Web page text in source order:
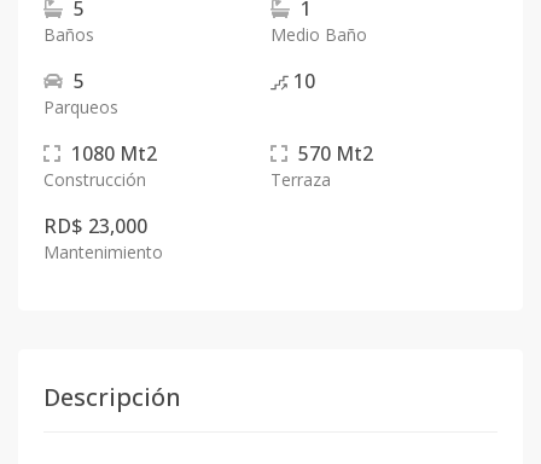
5
Baños
1
Medio Baño
5
Parqueos
10
1080 Mt2
Construcción
570 Mt2
Terraza
RD$ 23,000
Mantenimiento
Descripción